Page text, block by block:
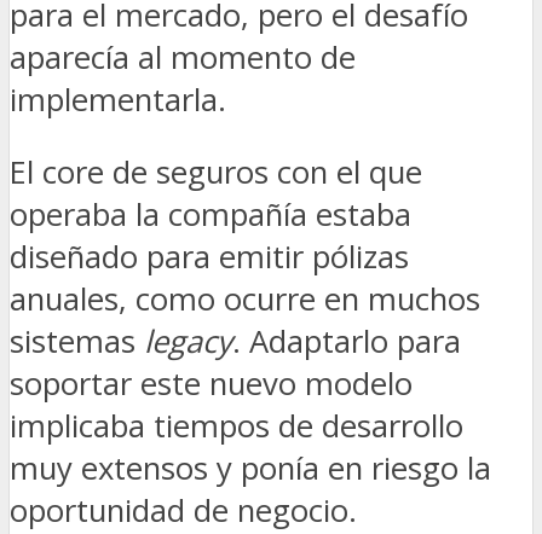
para el mercado, pero el desafío
aparecía al momento de
implementarla.
El core de seguros con el que
operaba la compañía estaba
diseñado para emitir pólizas
anuales, como ocurre en muchos
sistemas legacy. Adaptarlo para
soportar este nuevo modelo
implicaba tiempos de desarrollo
muy extensos y ponía en riesgo la
oportunidad de negocio.